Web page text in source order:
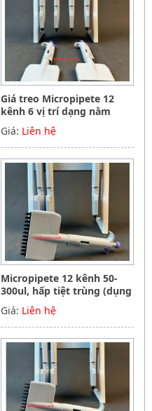
Giá treo Micropipete 12
kênh 6 vị trí dạng nằm
ngang, Hãng Phoenix
instrument Germany
Giá: Liên hệ
Micropipete 12 kênh 50-
300ul, hấp tiệt trùng (dụng
cụ hút mẫu, chất lỏng),
Hãng Phoenix instrument
Germany
Giá: Liên hệ